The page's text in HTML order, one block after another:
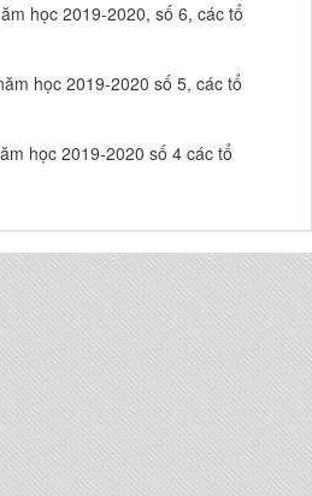
học 2019-2020, số 6, các tổ
học 2019-2020 số 5, các tổ
học 2019-2020 số 4 các tổ